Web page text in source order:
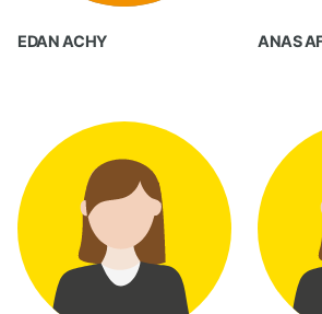
EDAN ACHY ANAS